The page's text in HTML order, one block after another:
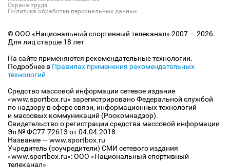
Охрана труда
Политика обработки персональных данных
© ООО «Национальный спортивный телеканал» 2007 — 2026.
Для лиц старше 18 лет
На сайте применяются рекомендательные технологии.
Подробнее в Правилах применения рекомендательных
технологий
Средство массовой информации сетевое издание
«www.sportbox.ru» зарегистрировано Федеральной службой
по надзору в сфере связи, информационных технологий
и массовых коммуникаций (Роскомнадзор).
Свидетельство о регистрации средства массовой информации
Эл № ФС77-72613 от 04.04.2018
Название — www.sportbox.ru
Учредитель (соучредители) СМИ сетевого издания
«www.sportbox.ru»: ООО «Национальный спортивный
телеканал»